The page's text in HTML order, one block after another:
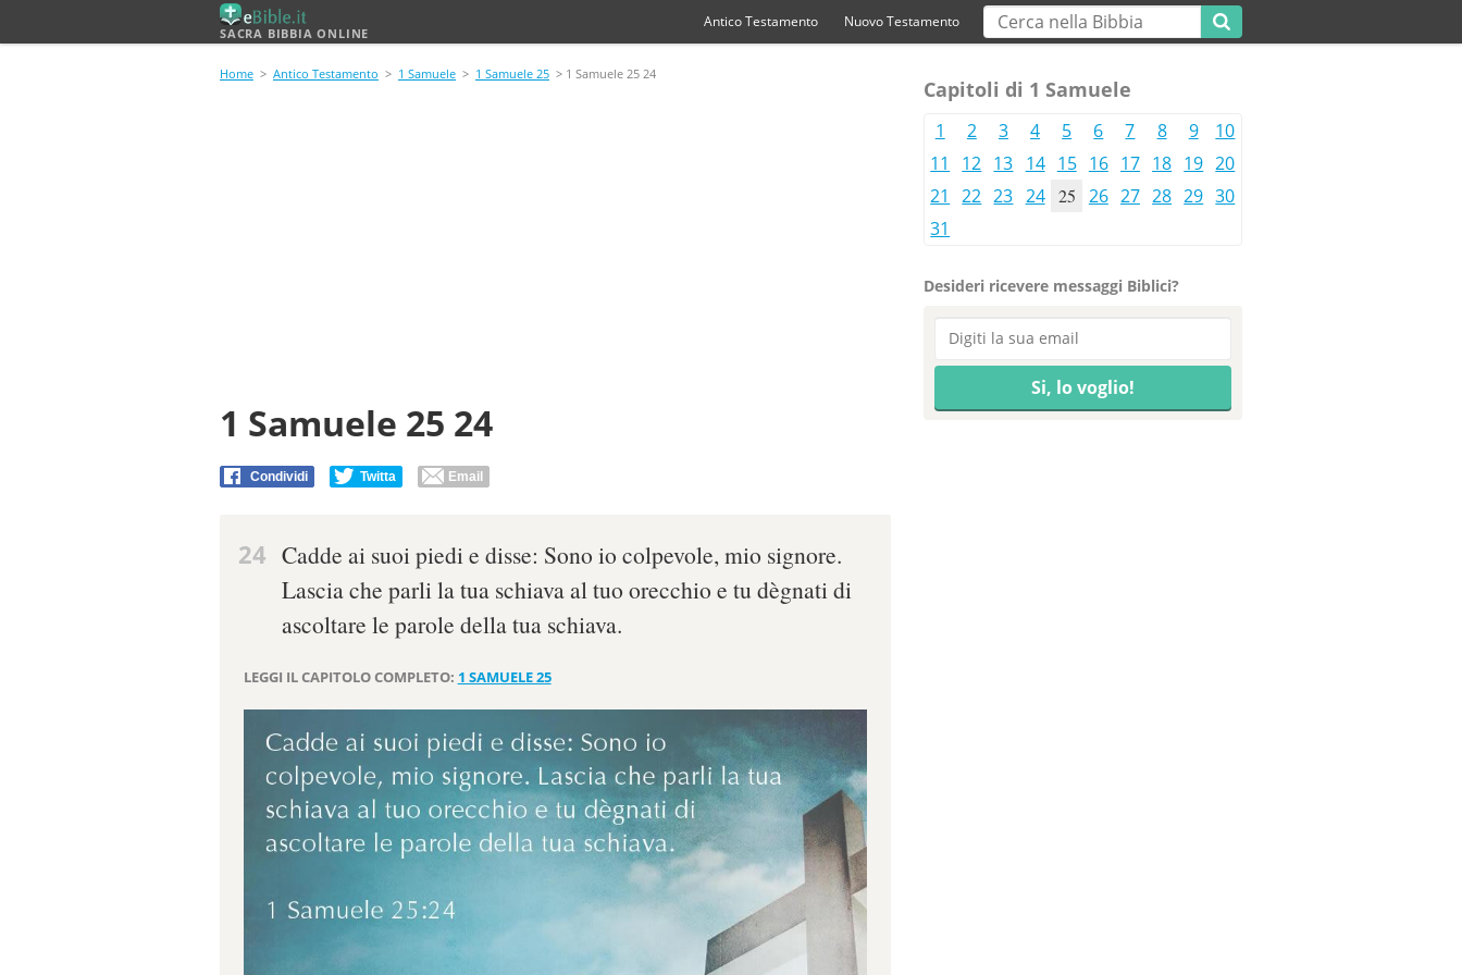
SACRA BIBBIA ONLINE
Antico Testamento Nuovo Testamento
Home > Antico Testamento > 1 Samuele > 1 Samuele 25 > 1 Samuele 25 24
1 Samuele 25 24
Condividi Twitta Email
24 Cadde ai suoi piedi e disse: Sono io colpevole, mio signore.
Lascia che parli la tua schiava al tuo orecchio e tu dègnati di
ascoltare le parole della tua schiava.
LEGGI IL CAPITOLO COMPLETO: 1 SAMUELE 25
Capitoli di 1 Samuele
1 2 3 4 5 6 7 8 9
10
11
12 13 14 15 16 17 18 19 20
21
22 23 24 25 26 27 28 29 30
31
Desideri ricevere messaggi Biblici?